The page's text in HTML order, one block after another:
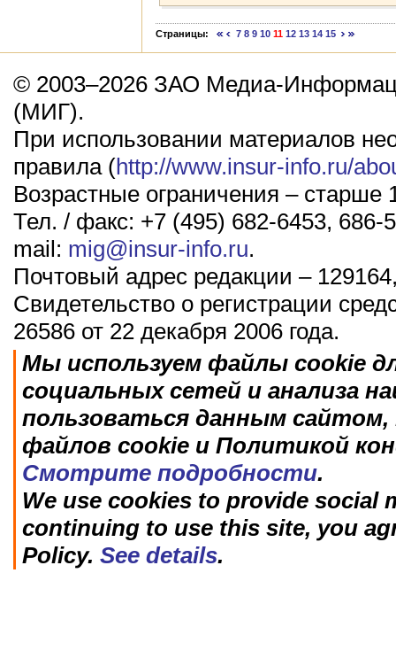
Страницы: 7 8 9 10 11 12 13 14 15
© 2003–2026 ЗАО Медиа-
(МИГ).
При использовании материалов
правила (http://www.insur-info.ru/
Возрастные ограничения – старше
Тел. / факс: +7 (495) 682-6453, 686-
mail: mig@insur-info.ru.
Почтовый адрес редакции –
Свидетельство о регистрации
26586 от 22 декабря 2006 года.
Мы используем файлы cookie
социальных сетей и анализа
пользоваться данным
файлов cookie и Политикой
Смотрите подробности.
We use cookies to provide social
continuing to use this site, you
Policy. See details.